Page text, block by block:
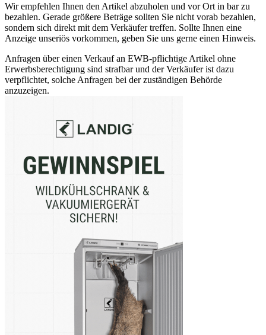
Wir empfehlen Ihnen den Artikel abzuholen und vor Ort in bar zu
bezahlen. Gerade größere Beträge sollten Sie nicht vorab bezahlen,
sondern sich direkt mit dem Verkäufer treffen. Sollte Ihnen eine
Anzeige unseriös vorkommen, geben Sie uns gerne einen Hinweis.
Anfragen über einen Verkauf an EWB-pflichtige Artikel ohne
Erwerbsberechtigung sind strafbar und der Verkäufer ist dazu
verpflichtet, solche Anfragen bei der zuständigen Behörde
anzuzeigen.